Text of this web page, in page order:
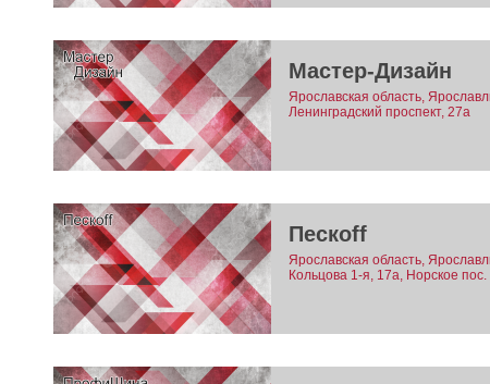
Мастер-Дизайн
Ярославская область,
Ленинградский проспект, 27а
Пескоff
Ярославская область,
Кольцова 1-я, 17а, Норское пос.